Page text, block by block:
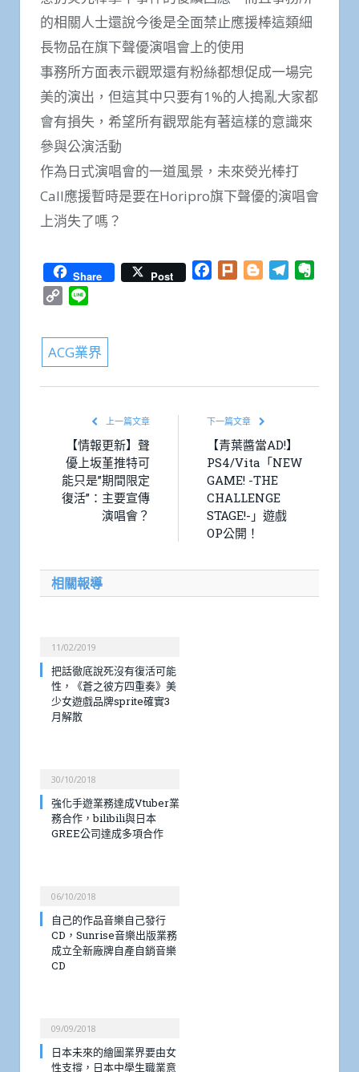
的相關人士還說今後是全面禁止應援棒這類細
長物品在旗下聲優演唱會上的使用
事務所方面表示觀眾還有粉絲都想促成一場完
美的演出，但這其中只要有1%的人搗亂大家都
會有損失，希望所有觀眾能有著這樣的意識來
參與公演活動
作為日式演唱會的一道風景，未來熒光棒打
Call應援暫時是要在Horipro旗下聲優的演唱會
上消失了嗎？
Share Post Facebook
Plurk BloggerTelegram
Copy
ACG業界
上一篇文章
【情報更新】聲
優上坂堇推特可
能只是”期間限定
復活”：主要宣傳
演唱會？
下一篇文章
【青葉醬當AD!】
PS4/Vita「NEW
GAME! -THE
CHALLENGE
STAGE!-」遊戲
OP公開！
相關報導
11/02/2019
把話徹底說死沒有復活可能
性，《蒼之彼方四重奏》美
少女遊戲品牌sprite確實3
月解散
30/10/2018
強化手遊業務達成Vtuber業
務合作，bilibili與日本
GREE公司達成多項合作
06/10/2018
自己的作品音樂自己發行
CD，Sunrise音樂出版業務
成立全新廠牌自產自銷音樂
CD
09/09/2018
日本未來的繪圖業界要由女
性支撐，日本中學生職業意